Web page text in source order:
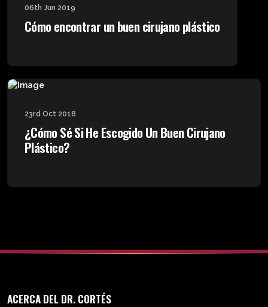
06th Jun 2019
Cómo encontrar un buen cirujano plástico
23rd Oct 2018
¿Cómo Sé Si He Escogido Un Buen Cirujano
Plástico?
ACERCA DEL DR. CORTÉS